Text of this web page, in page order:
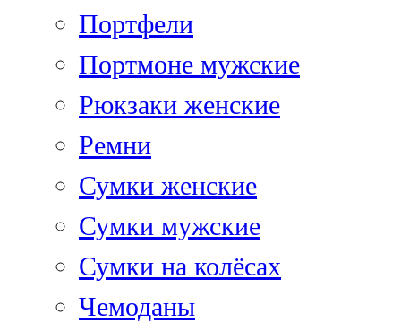
Портфели
Портмоне мужские
Рюкзаки женские
Ремни
Сумки женские
Сумки мужские
Сумки на колёсах
Чемоданы